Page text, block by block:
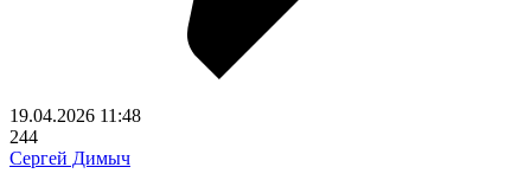
19.04.2026 11:48
244
Сергей Димыч